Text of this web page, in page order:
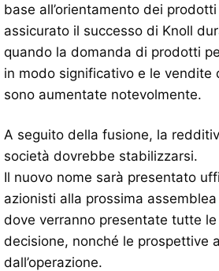
base all’orientamento dei
assicurato il successo di Knoll
quando la domanda di prodotti
in modo significativo e le vendite
sono aumentate notevolmente.
A seguito della fusione, la
società dovrebbe stabilizzarsi.
Il nuovo nome sarà presentato
azionisti alla prossima
dove verranno presentate tutte
decisione, nonché le prospettive
dall’operazione.